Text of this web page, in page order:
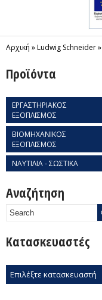
Αρχική »Ludwig Schneider»
Προϊόντα
ΕΡΓΑΣΤΗΡΙΑΚΟΣ
ΕΞΟΠΛΙΣΜΟΣ
ΒΙΟΜΗΧΑΝΙΚΟΣ
ΕΞΟΠΛΙΣΜΟΣ
ΝΑΥΤΙΛΙΑ - ΣΩΣΤΙΚΑ
Αναζήτηση
Κατασκευαστές
Επιλέξτε κατασκευαστή